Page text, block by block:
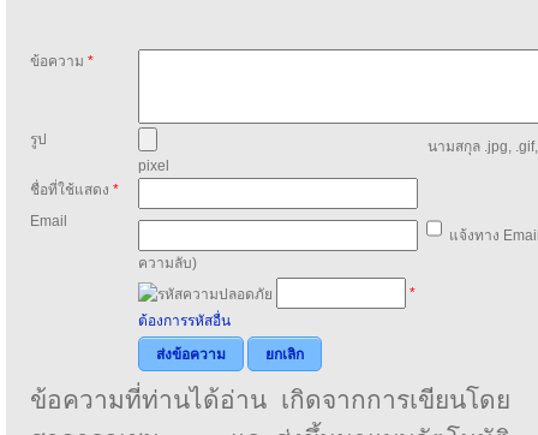
ข้อความ *
รูป
นามสกุล .jpg,
pixel
ชื่อที่ใช้แสดง *
Email
แจ้งทาง
ความลับ)
*
ต้องการรหัสอื่น
ส่งข้อความ
ยกเลิก
ข้อความที่ท่านได้อ่าน เกิดจากการเขียนโดย